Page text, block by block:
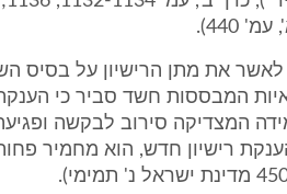
את מתן הרישיון על בסיס
המבססות חשד סביר כי
המצדיקה סירוב לבקשה
רישיון חדש, הוא מחמיר